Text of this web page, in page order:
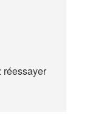
réessayer